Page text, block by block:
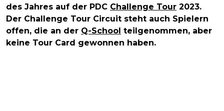
des Jahres auf der PDC Challenge Tour 2023.
Der Challenge Tour Circuit steht auch Spielern
offen, die an der Q-School teilgenommen, aber
keine Tour Card gewonnen haben.